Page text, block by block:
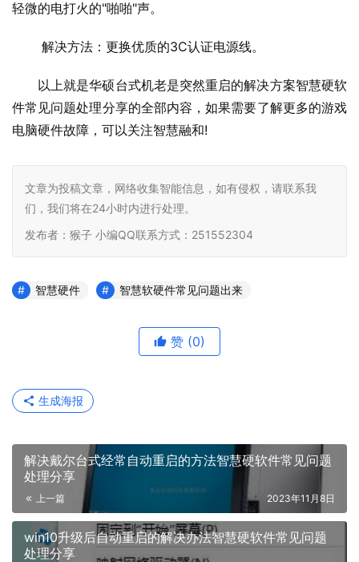
轻微的电打火的"啪啪"声。
解决方法：更换优质的3C认证电源线。
以上就是华硕台式机老是突然重启的解决方案智慧硬软
件常见问题处理分享的全部内容，如果需要了解更多的游戏
电脑硬件故障，可以关注智慧融和!
文章为投稿文章，网络收集智能信息，如有侵权，请联系我
们，我们将在24小时内进行处理。
发布者：猴子 小编QQ联系方式：251552304
智慧硬件 智慧软硬件常见问题出来
赞 (0)
生成海报
解决戴尔台式经常自动重启的方法智慧硬软件常见问题
处理分享
上一篇 2023年11月8日
win10升级后自动重启的解决办法智慧硬软件常见问题
处理分享